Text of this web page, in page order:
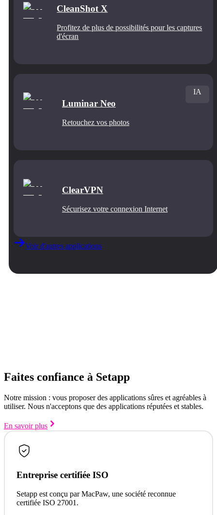
CleanShot X
Profitez de plus de possibilités pour les captures
d'écran
Luminar Neo
Retouchez vos photos
IA
ClearVPN
Sécurisez votre connexion Internet
Voir d'autres applications
Faites confiance à Setapp
Notre mission : vous proposer des applications sûres et agréables à
utiliser. Nous n'acceptons que des applications réputées et stables.
En savoir plus
Entreprise certifiée ISO
Setapp est conçu par MacPaw, une société reconnue
certifiée ISO 27001.